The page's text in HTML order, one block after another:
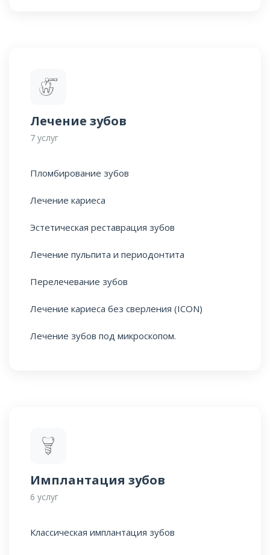
Лечение зубов
7 услуг
Пломбирование зубов
Лечение кариеса
Эстетическая реставрация зубов
Лечение пульпита и периодонтита
Перелечевание зубов
Лечение кариеса без сверления (ICON)
Лечение зубов под микроскопом.
Имплантация зубов
6 услуг
Классическая имплантация зубов